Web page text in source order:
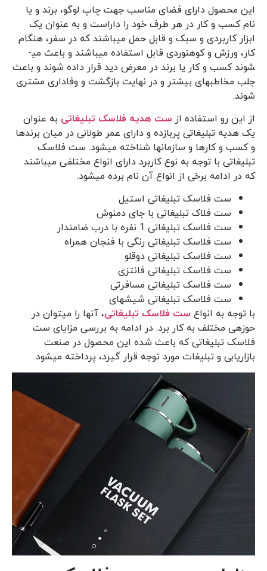
این محصول دارای فضای مناسب جهت چاپ لوگو، برند و یا
نام کسب و کار در هر طرف خود را داراست و به عنوان یک
ابزار کاربردی و سبک و قابل حمل می­باشند که در سفر، هنگام
کار، ورزش و کوهنوردی قابل استفاده می­باشند و باعث می­
شوند کسب و کار یا برند در معرض دید قرار داده شوند و باعث
جلب مخاطب­های بیش­تر و در نهایت بازگشت و وفاداری مشتری
­شوند.
از این رو استفاده از ست هدیه فلاسک تبلیغاتی به عنوان
یک هدیه تبلیغاتی پربازده و دارای عمر طولانی در میان برندها
و کسب و کارها و سازمان­ها شناخته می­شود. ست فلاسک
تبلیغاتی با توجه به نوع کاربرد دارای انواع مختلفی می­باشند
که در ادامه برخی از انواع آن نام برده می­شود.
ست فلاسک تبلیغاتی استیل
ست فلاک تبلیغاتی با جای دمنوش
ست فلاسک تبلیغاتی 1 نفره با درب ضامن­دار
ست فلاسک تبلیغاتی رنگی با فنجان همراه
ست فلاسک تبلیغاتی دوقلو
ست فلاسک تبلیغاتی فانتزی
ست فلاسک تبلیغاتی مسافرتی
ست فلاسک تبلیغاتی شیشه­ای
با توجه به انواع ست فلاسک تبلیغاتی، آن­ها را می­توان در
حوزه­ی مختلف به کار برد. در ادامه به بررسی مزایای ست
فلاسک تبلیغاتی که باعث شده این محصول در صنعت
بازاریابی و تبلیغات مورد توجه قرار گیرد، پرداخته می­شود.